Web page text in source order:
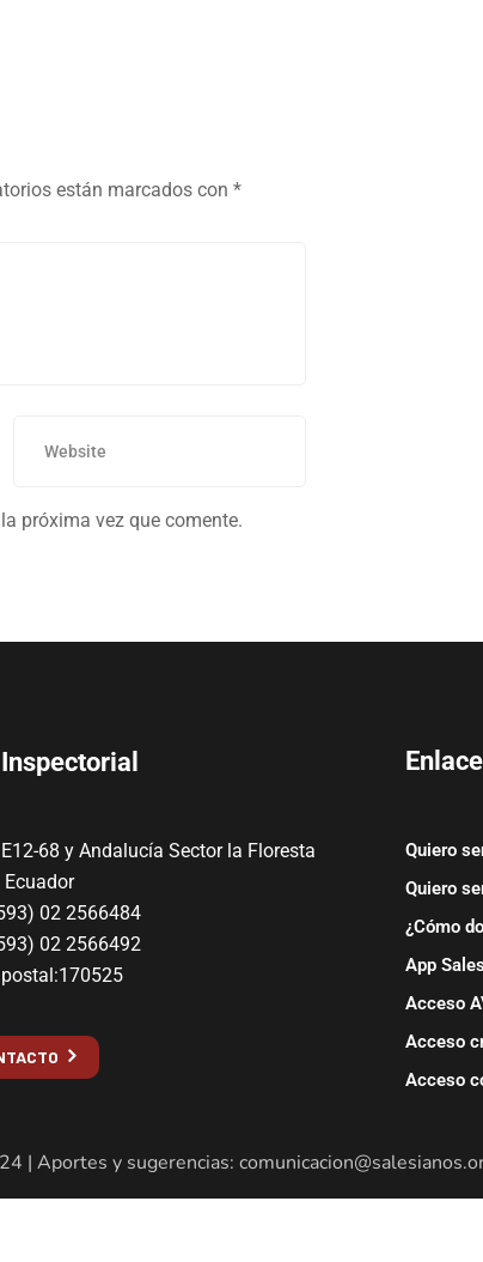
están marcados con *
próxima vez que comente.
68 y Andalucía Sector la Floresta
02 2566484
02 2566492
Quiero
Quiero
¿Cómo
App
Acceso
Acceso
Acceso
| Aportes y sugerencias: